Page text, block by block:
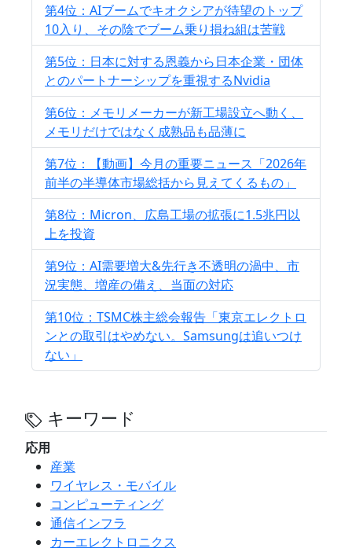
第4位：AIブームでキオクシアが待望のトップ
10入り、その陰でブーム乗り損ね組は苦戦
第5位：日本に対する恩義から日本企業・団体
とのパートナーシップを重視するNvidia
第6位：メモリメーカーが新工場設立へ動く、
メモリだけではなく成熟品も品薄に
第7位：【動画】今月の重要ニュース「2026年
前半の半導体市場総括から見えてくるもの」
第8位：Micron、広島工場の拡張に1.5兆円以
上を投資
第9位：AI需要増大&先行き不透明の渦中、市
況実態、増産の備え、当面の対応
第10位：TSMC株主総会報告「東京エレクトロ
ンとの取引はやめない。Samsungは追いつけ
ない」
キーワード
応用
産業
ワイヤレス・モバイル
コンピューティング
通信インフラ
カーエレクトロニクス